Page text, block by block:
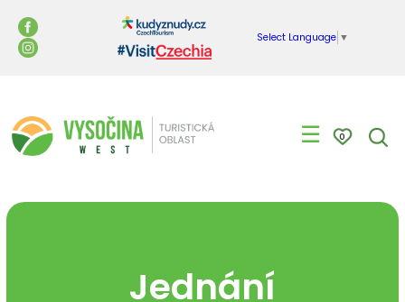
Select Language ▼
☰ 0
Jednání